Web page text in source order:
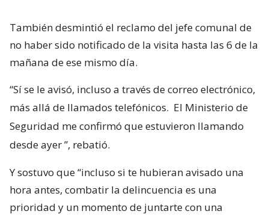
También desmintió el reclamo del jefe comunal de
no haber sido notificado de la visita hasta las 6 de la
mañana de ese mismo día.
“Sí se le avisó, incluso a través de correo electrónico,
más allá de llamados telefónicos. El Ministerio de
Seguridad me confirmó que estuvieron llamando
desde ayer”, rebatió.
Y sostuvo que “incluso si te hubieran avisado una
hora antes, combatir la delincuencia es una
prioridad y un momento de juntarte con una